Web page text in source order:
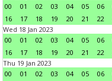
00
01 02 03 04 05 06
16
17 18 19 20 21 22
Wed 18 Jan 2023
00
01 02 03 04 05 06
16
17 18 19 20 21 22
Thu 19 Jan 2023
00
01 02 03 04 05 06